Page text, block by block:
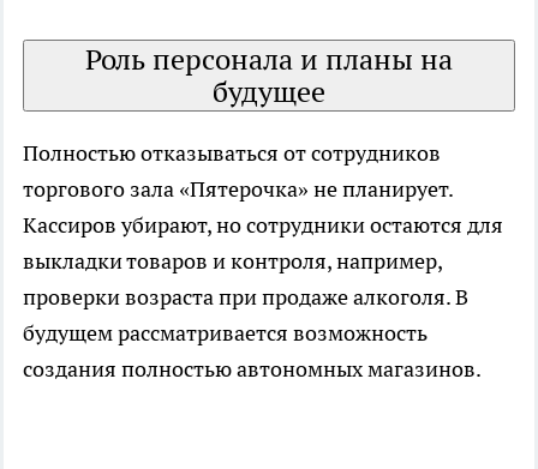
Роль персонала и планы на
будущее
Полностью отказываться от сотрудников
торгового зала «Пятерочка» не планирует.
Кассиров убирают, но сотрудники остаются для
выкладки товаров и контроля, например,
проверки возраста при продаже алкоголя. В
будущем рассматривается возможность
создания полностью автономных магазинов.